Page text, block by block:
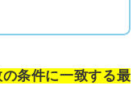
条件に一致する最